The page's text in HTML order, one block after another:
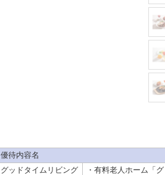
優待内容名
グッドタイムリビング
・有料老人ホーム「